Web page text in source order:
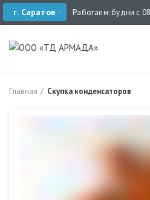
г. Саратов Работаем: будни с
Главная Скупка конденсаторов